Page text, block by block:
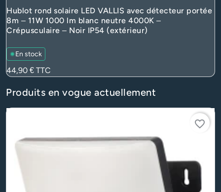
Hublot rond solaire LED VALLIS avec détecteur portée
8m – 11W 1000 lm blanc neutre 4000K –
Crépusculaire – Noir IP54 (extérieur)
En stock
Prix
44,90 € TTC
Produits en vogue actuellement
favorite_border